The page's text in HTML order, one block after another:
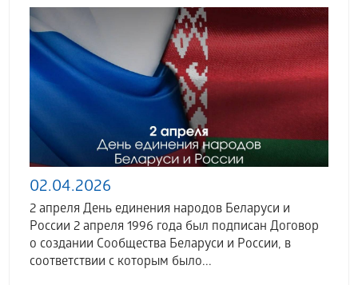
02.04.2026
2 апреля День единения народов Беларуси и
России 2 апреля 1996 года был подписан Договор
о создании Сообщества Беларуси и России, в
соответствии с которым было...